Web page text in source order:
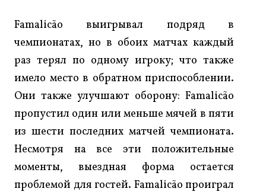
Famalicão выигрывал подряд в
чемпионатах, но в обоих матчах каждый
раз терял по одному игроку; что также
имело место в обратном приспособлении.
Они также улучшают оборону: Famalicão
пропустил один или меньше мячей в пяти
из шести последних матчей чемпионата.
Несмотря на все эти положительные
моменты, выездная форма остается
проблемой для гостей. Famalicão проиграл